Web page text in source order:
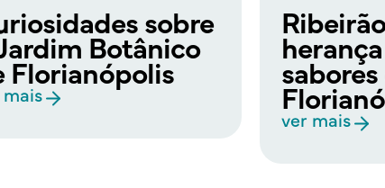
sobre
Botânico
Florianópolis
ver mais